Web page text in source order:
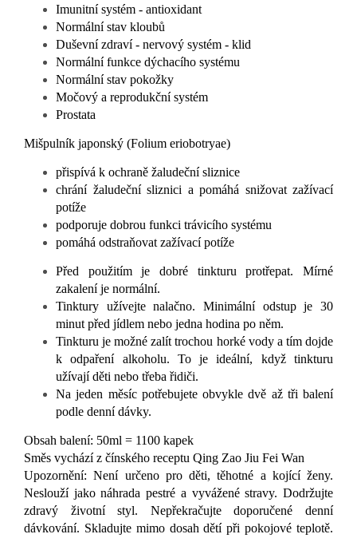
Imunitní systém - antioxidant
Normální stav kloubů
Duševní zdraví - nervový systém - klid
Normální funkce dýchacího systému
Normální stav pokožky
Močový a reprodukční systém
Prostata
Mišpulník japonský (Folium eriobotryae)
přispívá k ochraně žaludeční sliznice
chrání žaludeční sliznici a pomáhá snižovat zažívací
potíže
podporuje dobrou funkci trávicího systému
pomáhá odstraňovat zažívací potíže
Před použitím je dobré tinkturu protřepat. Mírné
zakalení je normální.
Tinktury užívejte nalačno. Minimální odstup je 30
minut před jídlem nebo jedna hodina po něm.
Tinkturu je možné zalít trochou horké vody a tím dojde
k odpaření alkoholu. To je ideální, když tinkturu
užívají děti nebo třeba řidiči.
Na jeden měsíc potřebujete obvykle dvě až tři balení
podle denní dávky.
Obsah balení: 50ml = 1100 kapek
Směs vychází z čínského receptu Qing Zao Jiu Fei Wan
Upozornění: Není určeno pro děti, těhotné a kojící ženy.
Neslouží jako náhrada pestré a vyvážené stravy. Dodržujte
zdravý životní styl. Nepřekračujte doporučené denní
dávkování. Skladujte mimo dosah dětí při pokojové teplotě.